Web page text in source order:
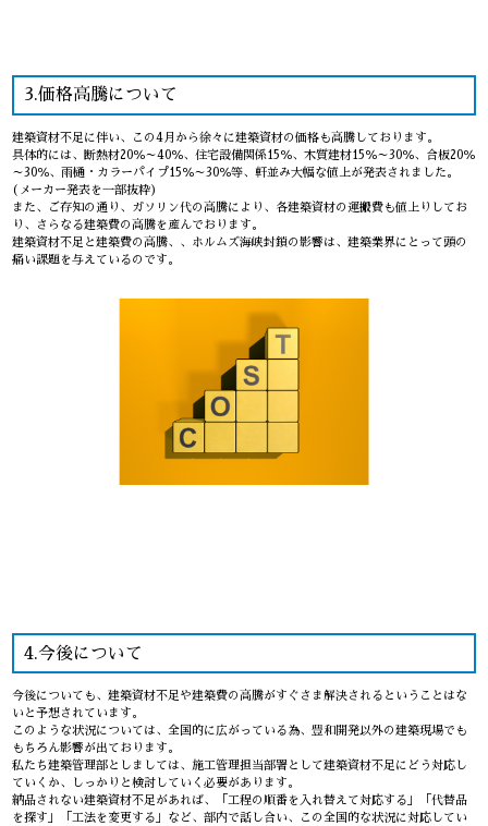
3.価格高騰について
建築資材不足に伴い、この4月から徐々に建築資材の価格も高騰しております。
具体的には、断熱材20％～40％、住宅設備関係15％、木質建材15％～30％、合板20％
～30％、雨樋・カラーパイプ15％～30％等、軒並み大幅な値上が発表されました。
(メーカー発表を一部抜粋)
また、ご存知の通り、ガソリン代の高騰により、各建築資材の運搬費も値上りしてお
り、さらなる建築費の高騰を産んでおります。
建築資材不足と建築費の高騰、、ホルムズ海峡封鎖の影響は、建築業界にとって頭の
痛い課題を与えているのです。
4.今後について
今後についても、建築資材不足や建築費の高騰がすぐさま解決されるということはな
いと予想されています。
このような状況については、全国的に広がっている為、豊和開発以外の建築現場でも
もちろん影響が出ております。
私たち建築管理部としましては、施工管理担当部署として建築資材不足にどう対応し
ていくか、しっかりと検討していく必要があります。
納品されない建築資材不足があれば、「工程の順番を入れ替えて対応する」「代替品
を探す」「工法を変更する」など、部内で話し合い、この全国的な状況に対応してい